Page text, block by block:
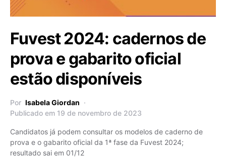
Fuvest 2024: cadernos de
prova e gabarito oficial
estão disponíveis
Por Isabela Giordan
Publicado em 19 de novembro de 2023
Candidatos já podem consultar os modelos de caderno de
prova e o gabarito oficial da 1ª fase da Fuvest 2024;
resultado sai em 01/12